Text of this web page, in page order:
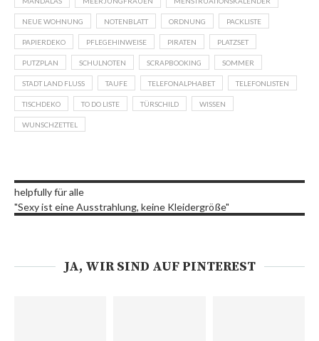
NEUE WOHNUNG NOTENBLATT ORDNUNG PACKLISTE
PAPIERDEKO PFLEGEHINWEISE PIRATEN PLATZSET
PUTZPLAN SCHULNOTEN SCRAPBOOKING SOMMER
STADT LAND FLUSS TAUFE TELEFONALPHABET TELEFONLISTEN
TISCHDEKO TO DO LISTE TÜRSCHILD WISSEN
WUNSCHZETTEL
helpfully für alle
"Sexy ist eine Ausstrahlung, keine Kleidergröße"
JA, WIR SIND AUF PINTEREST